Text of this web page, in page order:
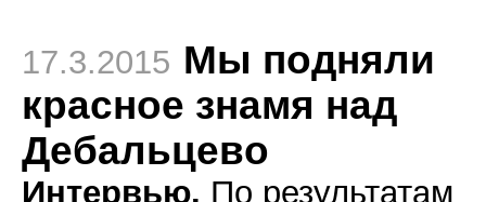
17.3.2015 Мы подняли
красное знамя над
Дебальцево
Интервью. По результатам